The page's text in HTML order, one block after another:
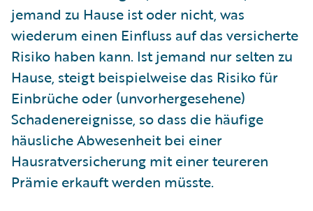
jemand zu Hause ist oder nicht, was
wiederum einen Einfluss auf das versicherte
Risiko haben kann. Ist jemand nur selten zu
Hause, steigt beispielweise das Risiko für
Einbrüche oder (unvorhergesehene)
Schadenereignisse, so dass die häufige
häusliche Abwesenheit bei einer
Hausratversicherung mit einer teureren
Prämie erkauft werden müsste.